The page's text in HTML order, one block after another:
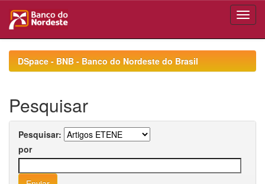
navigationDSpace - BNB - Banco do Nordeste do Brasil
Pesquisar
Pesquisar:
por